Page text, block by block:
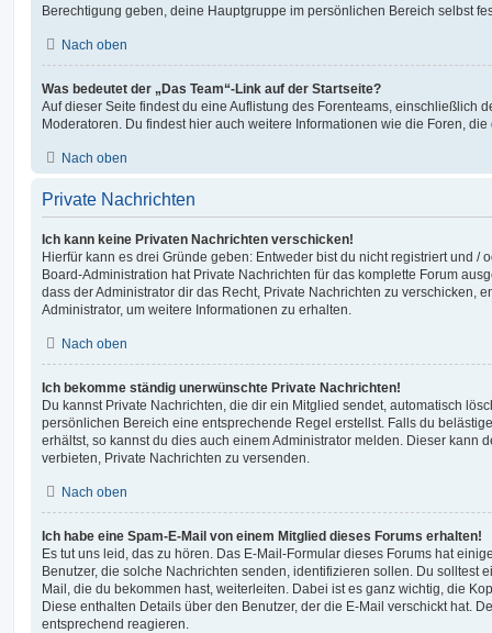
Berechtigung geben, deine Hauptgruppe im persönlichen Bereich selbst
Nach oben
Was bedeutet der „Das Team“-Link auf der Startseite?
Auf dieser Seite findest du eine Auflistung des Forenteams, einschließlich
Moderatoren. Du findest hier auch weitere Informationen wie die Foren,
Nach oben
Private Nachrichten
Ich kann keine Privaten Nachrichten verschicken!
Hierfür kann es drei Gründe geben: Entweder bist du nicht registriert und /
Board-Administration hat Private Nachrichten für das komplette Forum
dass der Administrator dir das Recht, Private Nachrichten zu verschicken,
Administrator, um weitere Informationen zu erhalten.
Nach oben
Ich bekomme ständig unerwünschte Private Nachrichten!
Du kannst Private Nachrichten, die dir ein Mitglied sendet, automatisch
persönlichen Bereich eine entsprechende Regel erstellst. Falls du
erhältst, so kannst du dies auch einem Administrator melden. Dieser kann
verbieten, Private Nachrichten zu versenden.
Nach oben
Ich habe eine Spam-E-Mail von einem Mitglied dieses Forums erhalten!
Es tut uns leid, das zu hören. Das E-Mail-Formular dieses Forums hat
Benutzer, die solche Nachrichten senden, identifizieren sollen. Du solltest
Mail, die du bekommen hast, weiterleiten. Dabei ist es ganz wichtig, die
Diese enthalten Details über den Benutzer, der die E-Mail verschickt hat.
entsprechend reagieren.